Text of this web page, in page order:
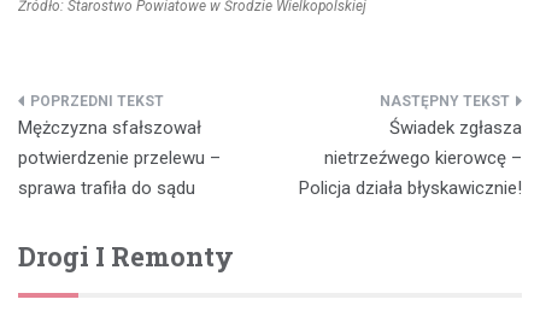
Źródło: Starostwo Powiatowe w Środzie Wielkopolskiej
Nawigacja
wpisu
Mężczyzna sfałszował
potwierdzenie przelewu –
sprawa trafiła do sądu
Świadek zgłasza
nietrzeźwego kierowcę –
Policja działa błyskawicznie!
Drogi I Remonty